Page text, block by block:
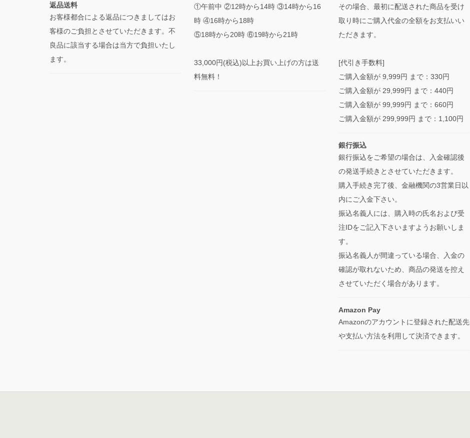
返品送料
お客様都合による返品につきましてはお
客様のご負担とさせていただきます。不
良品に該当する場合は当方で負担いたし
ます。
①午前中 ②12時から14時 ③14時から16
時 ④16時から18時
⑤18時から20時 ⑥19時から21時
33,000円(税込)以上お買い上げの方は送
料無料！
その場合、最初に配送された商品を受け
取り時にご購入代金の全額をお支払いい
ただきます。
[代引き手数料]
ご購入金額が 9,999円 まで：330円
ご購入金額が 29,999円 まで：440円
ご購入金額が 99,999円 まで：660円
ご購入金額が 299,999円 まで：1,100円
銀行振込
銀行振込をご希望の場合は、入金確認後
の発送手続きとさせていただきます。
購入手続き完了後、金融機関の3営業日以
内にご入金下さい。
振込名義人には、購入時の氏名および受
注IDをご記入下さいますようお願いしま
す。
振込名義人が間違っている場合、入金の
確認が取れないため、商品の発送を控え
させていただく場合があります。
Amazon Pay
Amazonのアカウントに登録された配送先
や支払い方法を利用して決済できます。